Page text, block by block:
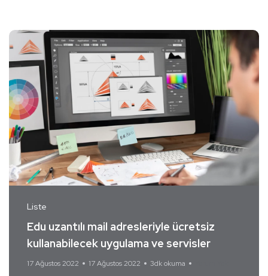
Liste
Edu uzantılı mail adresleriyle ücretsiz
kullanabilecek uygulama ve servisler
17 Ağustos 2022 17 Ağustos 2022 3dk okuma